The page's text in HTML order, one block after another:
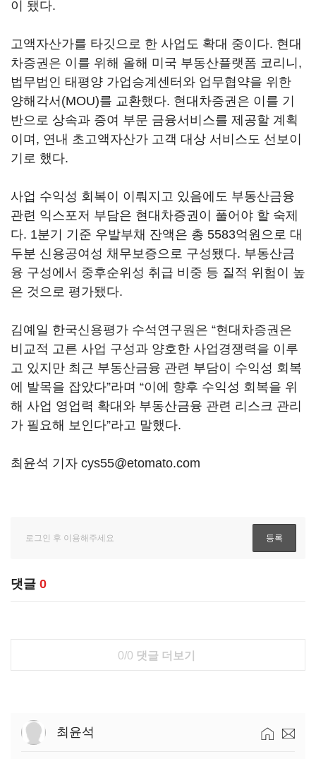
이 됐다.
고액자산가를 타깃으로 한 사업도 확대 중이다. 현대
차증권은 이를 위해 올해 미국 부동산플랫폼 코리니,
법무법인 태평양 가업승계센터와 업무협약을 위한
양해각서(MOU)를 교환했다. 현대차증권은 이를 기
반으로 상속과 증여 부문 금융서비스를 제공할 계획
이며, 연내 초고액자산가 고객 대상 서비스도 선보이
기로 했다.
사업 수익성 회복이 이뤄지고 있음에도 부동산금융
관련 익스포저 부담은 현대차증권이 풀어야 할 숙제
다. 1분기 기준 우발부채 잔액은 총 5583억원으로 대
두분 신용공여성 채무보증으로 구성됐다. 부동산금
융 구성에서 중후순위성 취급 비중 등 질적 위험이 높
은 것으로 평가됐다.
김예일 한국신용평가 수석연구원은 “현대차증권은
비교적 고른 사업 구성과 양호한 사업경쟁력을 이루
고 있지만 최근 부동산금융 관련 부담이 수익성 회복
에 발목을 잡았다”라며 “이에 향후 수익성 회복을 위
해 사업 영업력 확대와 부동산금융 관련 리스크 관리
가 필요해 보인다”라고 말했다.
최윤석 기자 cys55@etomato.com
댓글 0
0/0 댓글 더보기
최윤석